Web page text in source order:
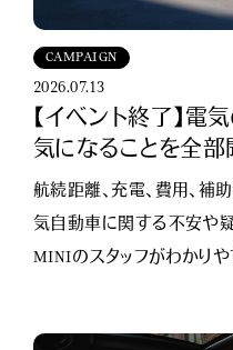
CAMPAIGN
2026.07.13
【イベント終了】電
気になることを全部
さい。
航続距離、充電、費用、補
気自動車に関する不安や
MINIのスタッフがわかりや